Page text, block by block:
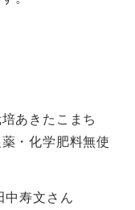
あきたこまち
薬・化学肥料無使
中寿文さん